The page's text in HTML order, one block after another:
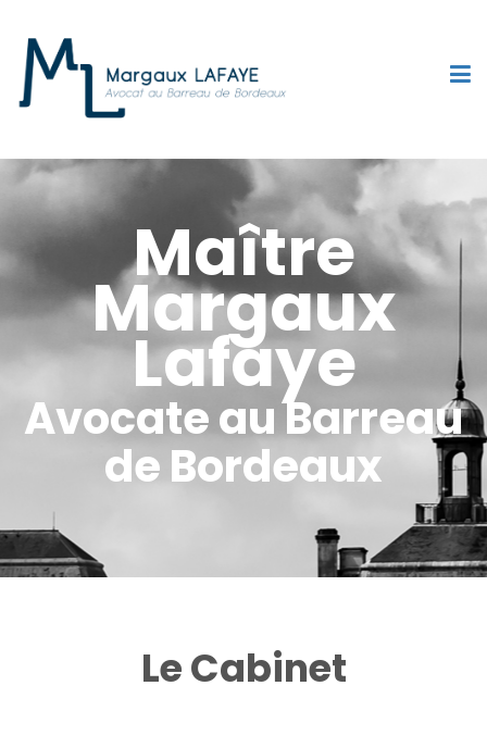
Maître
Margaux
Lafaye
Avocate au Barreau
de Bordeaux
Le Cabinet